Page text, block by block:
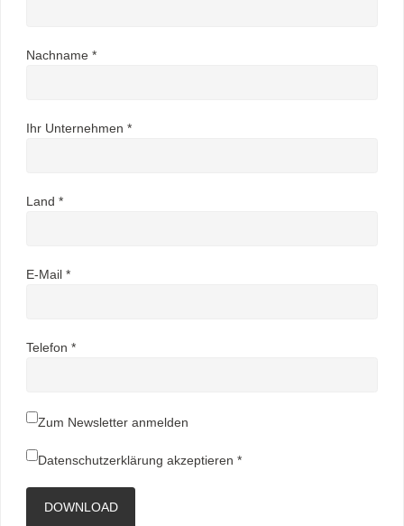
Nachname *
Ihr Unternehmen *
Land *
E-Mail *
Telefon *
Zum Newsletter anmelden
Datenschutzerklärung akzeptieren *
DOWNLOAD